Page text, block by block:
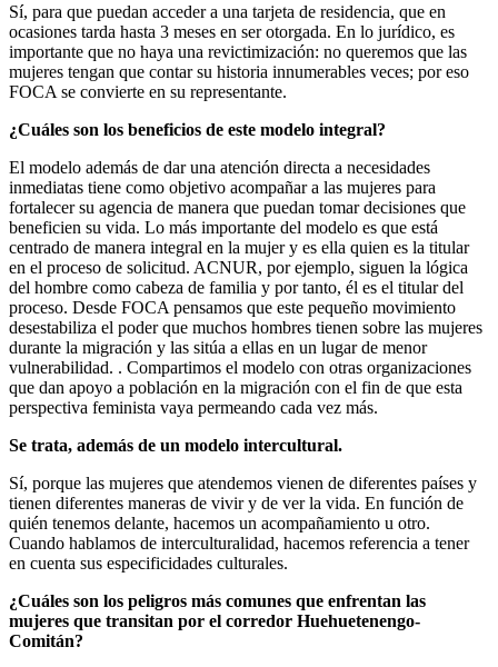
Sí, para que puedan acceder a una tarjeta de residencia, que en
ocasiones tarda hasta 3 meses en ser otorgada. En lo jurídico, es
importante que no haya una revictimización: no queremos que las
mujeres tengan que contar su historia innumerables veces; por eso
FOCA se convierte en su representante.
¿Cuáles son los beneficios de este modelo integral?
El modelo además de dar una atención directa a necesidades
inmediatas tiene como objetivo acompañar a las mujeres para
fortalecer su agencia de manera que puedan tomar decisiones que
beneficien su vida. Lo más importante del modelo es que está
centrado de manera integral en la mujer y es ella quien es la titular
en el proceso de solicitud. ACNUR, por ejemplo, siguen la lógica
del hombre como cabeza de familia y por tanto, él es el titular del
proceso. Desde FOCA pensamos que este pequeño movimiento
desestabiliza el poder que muchos hombres tienen sobre las mujeres
durante la migración y las sitúa a ellas en un lugar de menor
vulnerabilidad. . Compartimos el modelo con otras organizaciones
que dan apoyo a población en la migración con el fin de que esta
perspectiva feminista vaya permeando cada vez más.
Se trata, además de un modelo intercultural.
Sí, porque las mujeres que atendemos vienen de diferentes países y
tienen diferentes maneras de vivir y de ver la vida. En función de
quién tenemos delante, hacemos un acompañamiento u otro.
Cuando hablamos de interculturalidad, hacemos referencia a tener
en cuenta sus especificidades culturales.
¿Cuáles son los peligros más comunes que enfrentan las
mujeres que transitan por el corredor Huehuetenengo-
Comitán?